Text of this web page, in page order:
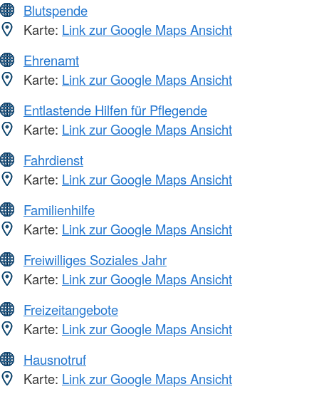
Blutspende
Karte: Link zur Google Maps Ansicht
Ehrenamt
Karte: Link zur Google Maps Ansicht
Entlastende Hilfen für Pflegende
Karte: Link zur Google Maps Ansicht
Fahrdienst
Karte: Link zur Google Maps Ansicht
Familienhilfe
Karte: Link zur Google Maps Ansicht
Freiwilliges Soziales Jahr
Karte: Link zur Google Maps Ansicht
Freizeitangebote
Karte: Link zur Google Maps Ansicht
Hausnotruf
Karte: Link zur Google Maps Ansicht